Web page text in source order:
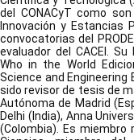
del CONACyT como
Innovación y Estancias
convocatorias del
evaluador del CACEI.
Who in the World
Science and Engineering
sido revisor de tesis de
Autónoma de Madrid
Delhi (India), Anna
(Colombia). Es miembro